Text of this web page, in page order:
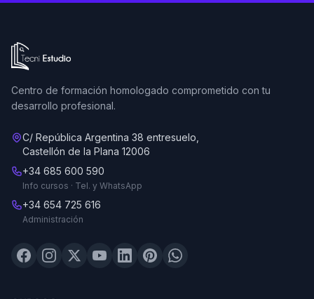
Ir a la página de inicio de Tecni Estudio
Centro de formación homologado comprometido con tu
desarrollo profesional.
C/ República Argentina 38 entresuelo,
Castellón de la Plana 12006
+34 685 600 590
Info cursos · Tel. y WhatsApp
+34 654 725 616
Administración